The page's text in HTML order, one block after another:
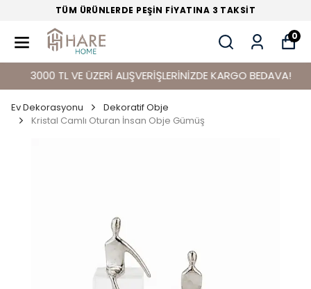
TÜM ÜRÜNLERDE PEŞİN FİYATINA 3 TAKSİT
0
3000 TL VE ÜZERİ ALIŞVERİŞLERİNİZDE KARGO BEDAVA!
Ev Dekorasyonu
Dekoratif Obje
Kristal Camlı Oturan İnsan Obje Gümüş